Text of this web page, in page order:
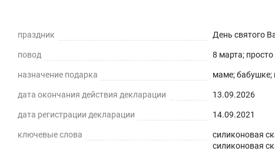
праздник День святого
повод 8 марта;
назначение подарка маме; бабушке;
дата окончания действия декларации 13.09.2026
дата регистрации декларации 14.09.2021
ключевые слова
силиконовая
силиконовая